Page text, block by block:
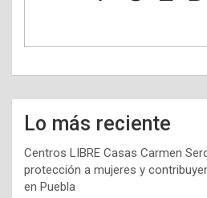
Lo más reciente
Centros LIBRE Casas Carmen
protección a mujeres y
en Puebla